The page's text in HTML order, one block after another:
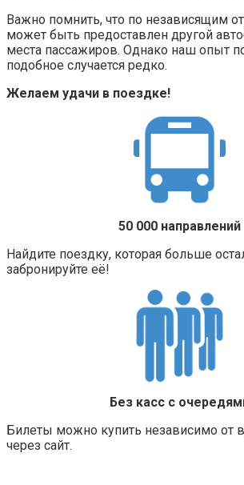
Важно помнить, что по независящим
может быть предоставлен другой
места пассажиров. Однако наш опыт
подобное случается редко.
Желаем удачи в поездке!
50 000 направлений
Найдите поездку, которая больше
забронируйте её!
Без касс с
Билеты можно купить независимо от
через сайт.